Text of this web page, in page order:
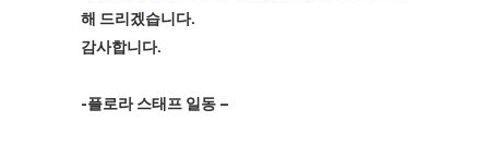
해 드리겠습니다.
감사합니다.
-플로라 스태프 일동 –